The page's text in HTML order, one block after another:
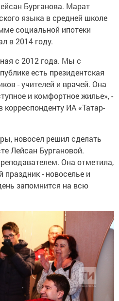
Бурганова. Марат
языка в средней школе
социальной ипотеки
в 2014 году.
с 2012 года. Мы с
есть президентская
- учителей и врачей. Она
и комфортное жилье», -
ИА «Татар-
новосел решил сделать
Лейсан Бургановой.
Она отметила,
праздник - новоселье и
запомнится на всю